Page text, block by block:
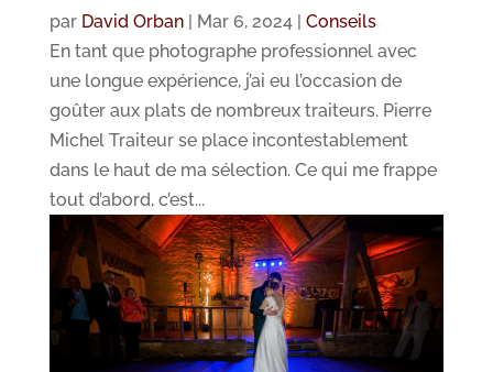
par David Orban| Mar 6, 2024| Conseils
En tant que photographe professionnel avec
une longue expérience, j’ai eu l’occasion de
goûter aux plats de nombreux traiteurs. Pierre
Michel Traiteur se place incontestablement
dans le haut de ma sélection. Ce qui me frappe
tout d’abord, c’est...